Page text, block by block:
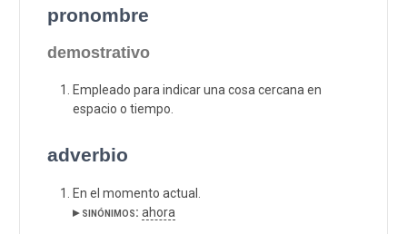
pronombre
demostrativo
Empleado para indicar una cosa cercana en
espacio o tiempo.
adverbio
En el momento actual.
▸ sinónimos: ahora